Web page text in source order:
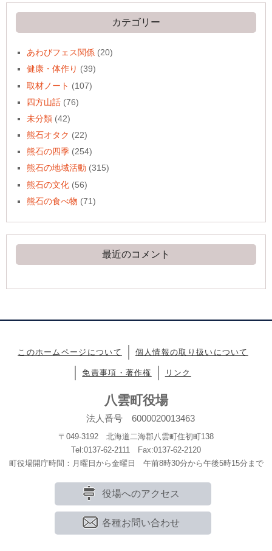
イ
ブ
カテゴリー
あわびフェス関係 (20)
健康・体作り (39)
取材ノート (107)
四方山話 (76)
未分類 (42)
熊石オタク (22)
熊石の四季 (254)
熊石の地域活動 (315)
熊石の文化 (56)
熊石の食べ物 (71)
最近のコメント
このホームページについて 個人情報の取り扱いについて
免責事項・著作権 リンク
八雲町役場
法人番号 6000020013463
〒049-3192 北海道二海郡八雲町住初町138
Tel:0137-62-2111 Fax:0137-62-2120
町役場開庁時間：月曜日から金曜日 午前8時30分から午後5時15分まで
役場へのアクセス
各種お問い合わせ